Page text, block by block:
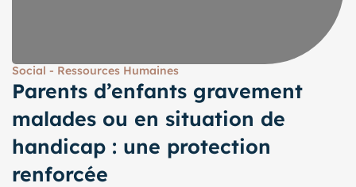
Social - Ressources Humaines
Parents d’enfants gravement
malades ou en situation de
handicap : une protection
renforcée